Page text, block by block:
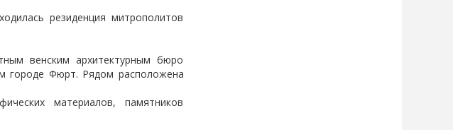
резиденция митрополитов
венским архитектурным бюро
городе Фюрт. Рядом расположена
материалов, памятников